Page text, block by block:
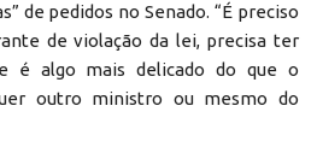
de pedidos no Senado. “É preciso
de violação da lei, precisa ter
é algo mais delicado do que o
outro ministro ou mesmo do